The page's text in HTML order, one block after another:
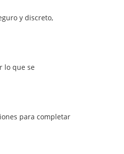
y discreto,
lo que se
para completar